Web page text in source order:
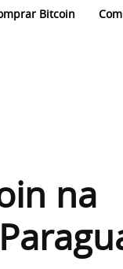
Bitcoin
na